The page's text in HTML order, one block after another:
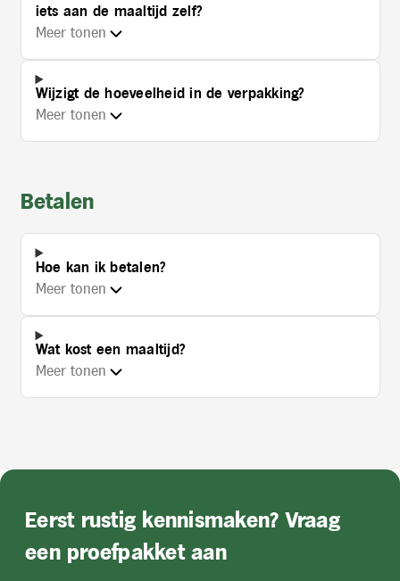
iets aan de maaltijd zelf?
Meer tonen
Wijzigt de hoeveelheid in de verpakking?
Meer tonen
Betalen
Hoe kan ik betalen?
Meer tonen
Wat kost een maaltijd?
Meer tonen
Eerst rustig kennismaken? Vraag
een proefpakket aan